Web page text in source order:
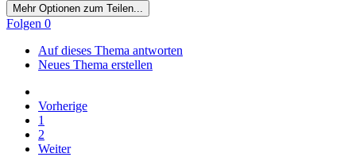
Mehr Optionen zum Teilen...
Folgen 0
Auf dieses Thema antworten
Neues Thema erstellen
Vorherige
1
2
Weiter